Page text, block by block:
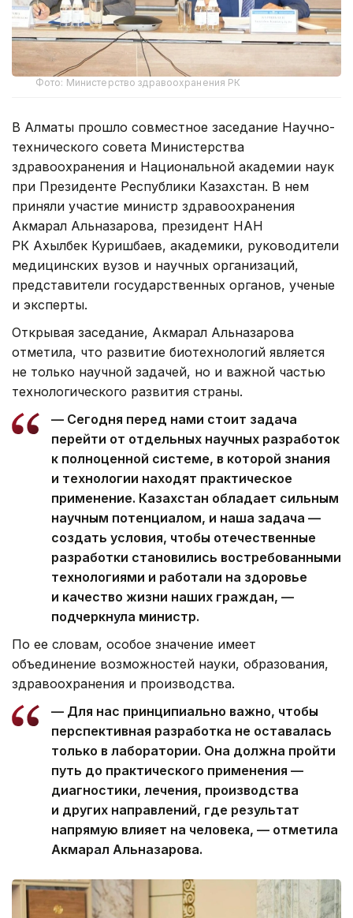
Фото: Министерство здравоохранения РК
В Алматы прошло совместное заседание Научно-
технического совета Министерства
здравоохранения и Национальной академии наук
при Президенте Республики Казахстан. В нем
приняли участие министр здравоохранения
Акмарал Альназарова, президент НАН
РК Ахылбек Куришбаев, академики, руководители
медицинских вузов и научных организаций,
представители государственных органов, ученые
и эксперты.
Открывая заседание, Акмарал Альназарова
отметила, что развитие биотехнологий является
не только научной задачей, но и важной частью
технологического развития страны.
— Сегодня перед нами стоит задача
перейти от отдельных научных разработок
к полноценной системе, в которой знания
и технологии находят практическое
применение. Казахстан обладает сильным
научным потенциалом, и наша задача —
создать условия, чтобы отечественные
разработки становились востребованными
технологиями и работали на здоровье
и качество жизни наших граждан, —
подчеркнула министр.
По ее словам, особое значение имеет
объединение возможностей науки, образования,
здравоохранения и производства.
— Для нас принципиально важно, чтобы
перспективная разработка не оставалась
только в лаборатории. Она должна пройти
путь до практического применения —
диагностики, лечения, производства
и других направлений, где результат
напрямую влияет на человека, — отметила
Акмарал Альназарова.